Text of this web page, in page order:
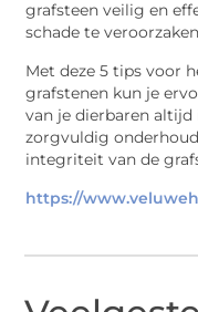
grafsteen veilig en
schade te
Met deze 5 tips voor
grafstenen kun je
van je dierbaren
zorgvuldig
integriteit van de
https://